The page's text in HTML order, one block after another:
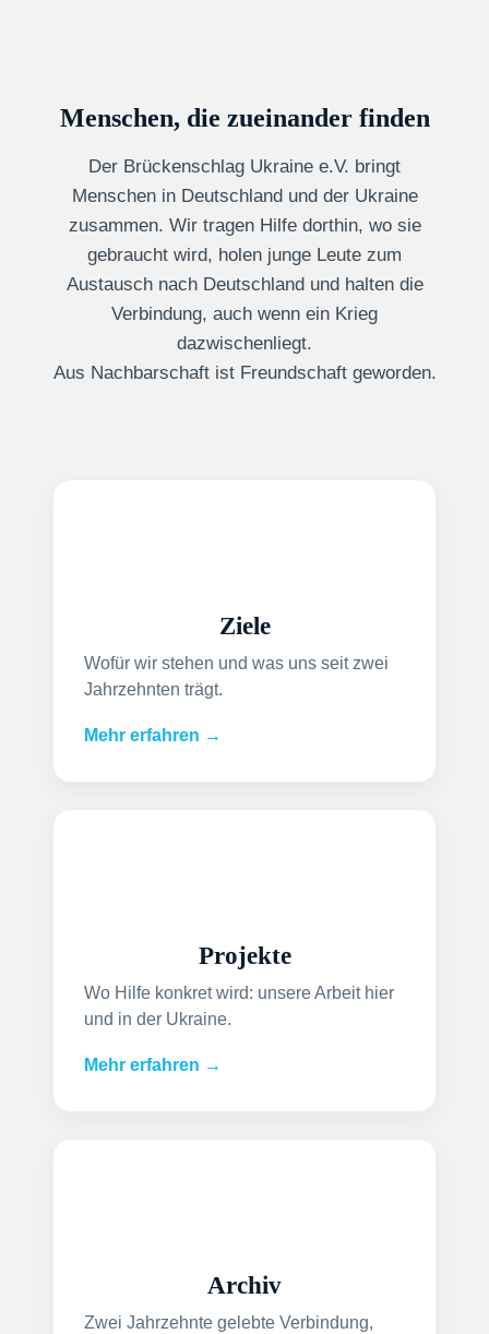
Menschen, die zueinander finden
Der Brückenschlag Ukraine e.V. bringt
Menschen in Deutschland und der Ukraine
zusammen. Wir tragen Hilfe dorthin, wo sie
gebraucht wird, holen junge Leute zum
Austausch nach Deutschland und halten die
Verbindung, auch wenn ein Krieg
dazwischenliegt.
Aus Nachbarschaft ist Freundschaft geworden.
Ziele
Wofür wir stehen und was uns seit zwei
Jahrzehnten trägt.
Mehr erfahren →
Projekte
Wo Hilfe konkret wird: unsere Arbeit hier
und in der Ukraine.
Mehr erfahren →
Archiv
Zwei Jahrzehnte gelebte Verbindung,